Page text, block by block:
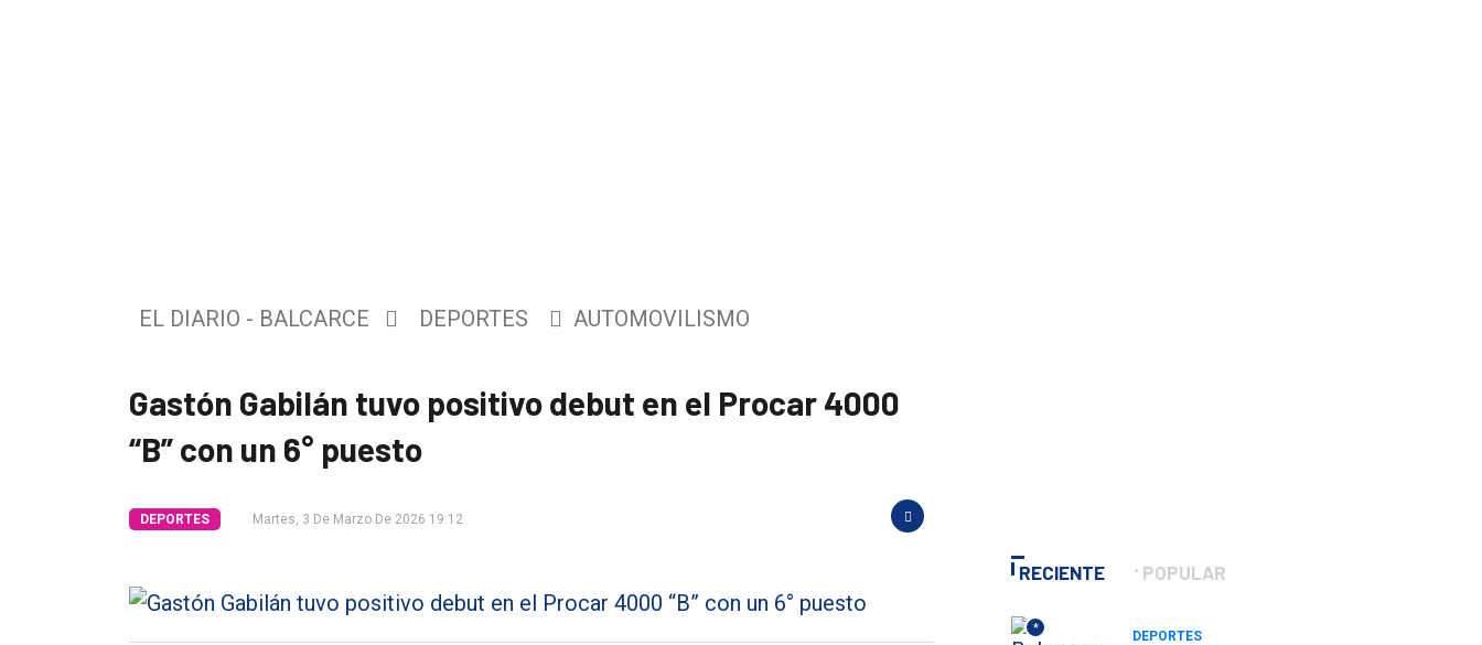
Tendencia
EL DIARIO - BALCARCE DEPORTES AUTOMOVILISMO
Gastón Gabilán tuvo positivo debut en el Procar 4000
“B” con un 6° puesto
DEPORTES Martes, 3 De Marzo De 2026 19:12
RECIENTE POPULAR
*
DEPORTES